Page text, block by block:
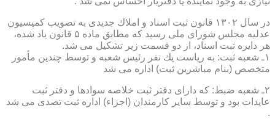
در سال ۱۳۰۲ قانون ثبت اسناد و املاك جدیدی به تصویب كمیسیون
عدلیه مجلس شورای ملی رسید كه مطابق ماده ۵ قانون یاد شده،
هر دایره ثبت اسناد، از دو قسمت زیر تشكیل می شد.
۱ـ شعبه ثبت: به ریاست یك نفر رئیس شعبه و توسط چندین مأمور
متخصص (بنام مباشرین ثبت) اداره می شد
۲ـ شعبه ضبط: كه دارای دفتر ثبت خلاصه سوادها و دفتر ثبت
عایدات بود و توسط سایر كارمندان (اجزاء) اداره ثبت تصدی می شد
.